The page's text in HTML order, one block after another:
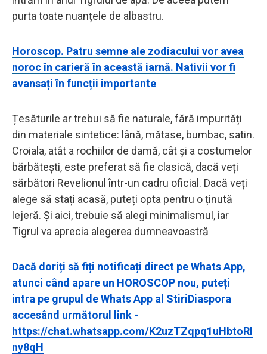
purta toate nuanțele de albastru.
Horoscop. Patru semne ale zodiacului vor avea
noroc în carieră în această iarnă. Nativii vor fi
avansați în funcții importante
Țesăturile ar trebui să fie naturale, fără impurități
din materiale sintetice: lână, mătase, bumbac, satin.
Croiala, atât a rochiilor de damă, cât și a costumelor
bărbătești, este preferat să fie clasică, dacă veți
sărbători Revelionul într-un cadru oficial. Dacă veți
alege să stați acasă, puteți opta pentru o ținută
lejeră. Și aici, trebuie să alegi minimalismul, iar
Tigrul va aprecia alegerea dumneavoastră
Dacă doriți să fiți notificați direct pe Whats App,
atunci când apare un HOROSCOP nou, puteți
intra pe grupul de Whats App al StiriDiaspora
accesând următorul link -
https://chat.whatsapp.com/K2uzTZqpq1uHbtoRl
ny8qH